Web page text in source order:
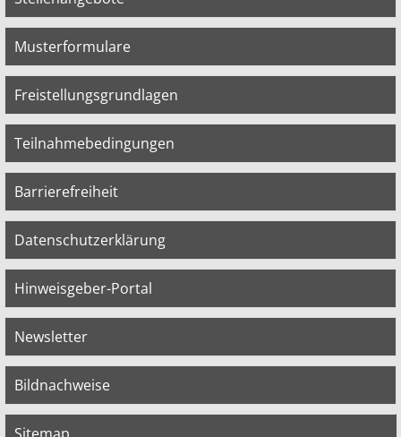
Musterformulare
Freistellungsgrundlagen
Teilnahmebedingungen
Barrierefreiheit
Datenschutzerklärung
Hinweisgeber-Portal
Newsletter
Bildnachweise